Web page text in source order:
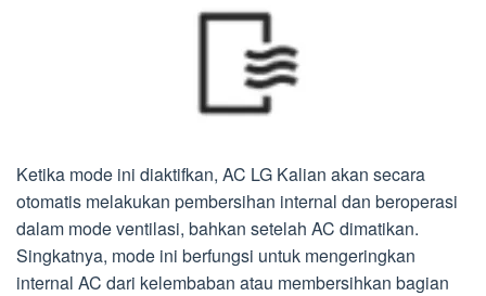
Ketika mode ini diaktifkan, AC LG Kalian akan secara
otomatis melakukan pembersihan internal dan beroperasi
dalam mode ventilasi, bahkan setelah AC dimatikan.
Singkatnya, mode ini berfungsi untuk mengeringkan
internal AC dari kelembaban atau membersihkan bagian